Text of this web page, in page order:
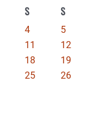
S S
4
5
11
12
18
19
25
26